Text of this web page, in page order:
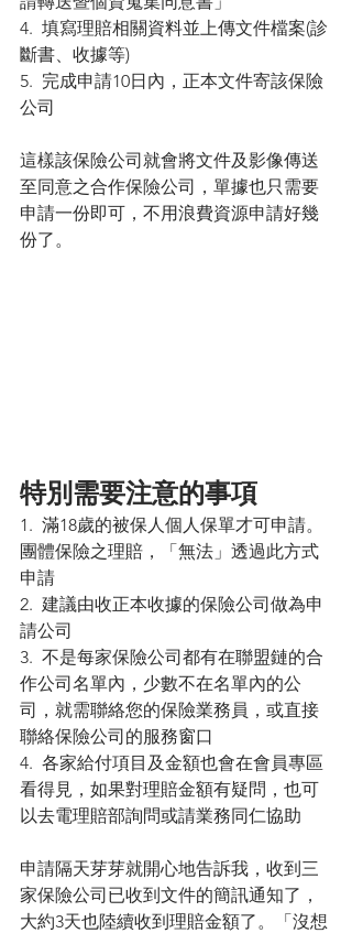
4.  填寫理賠相關資料並上傳文件檔案(診
斷書、收據等)
5.  完成申請10日內，正本文件寄該保險
公司
這樣該保險公司就會將文件及影像傳送
至同意之合作保險公司，單據也只需要
申請一份即可，不用浪費資源申請好幾
份了。
特別需要注意的事項
1.  滿18歲的被保人個人保單才可申請。
團體保險之理賠，「無法」透過此方式
申請
2.  建議由收正本收據的保險公司做為申
請公司
3.  不是每家保險公司都有在聯盟鏈的合
作公司名單內，少數不在名單內的公
司，就需聯絡您的保險業務員，或直接
聯絡保險公司的服務窗口
4.  各家給付項目及金額也會在會員專區
看得見，如果對理賠金額有疑問，也可
以去電理賠部詢問或請業務同仁協助
申請隔天芽芽就開心地告訴我，收到三
家保險公司已收到文件的簡訊通知了，
大約3天也陸續收到理賠金額了。「沒想